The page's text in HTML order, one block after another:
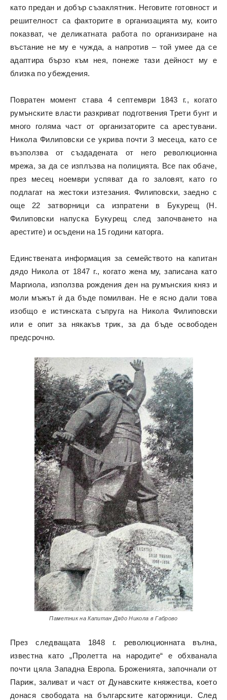
като предан и добър съзаклятник. Неговите готовност и
решителност са факторите в организацията му, които
показват, че деликатната работа по организиране на
въстание не му е чужда, а напротив – той умее да се
адаптира бързо към нея, понеже тази дейност му е
близка по убеждения.
Повратен момент става 4 септември 1843 г., когато
румънските власти разкриват подготвения Трети бунт и
много голяма част от организаторите са арестувани.
Никола Филиповски се укрива почти 3 месеца, като се
възползва от създадената от него революционна
мрежа, за да се изплъзва на полицията. Все пак обаче,
през месец ноември успяват да го заловят, като го
подлагат на жестоки изтезания. Филиповски, заедно с
още 22 затворници са изпратени в Букурещ (Н.
Филиповски напуска Букурещ след започването на
арестите) и осъдени на 15 години каторга.
Единствената информация за семейството на капитан
дядо Никола от 1847 г., когато жена му, записана като
Маргиола, използва рождения ден на румънския княз и
моли мъжът ѝ да бъде помилван. Не е ясно дали това
изобщо е истинската съпруга на Никола Филиповски
или е опит за някакъв трик, за да бъде освободен
предсрочно.
Паметник на Капитан Дядо Никола в Габрово
През следващата 1848 г. революционната вълна,
известна като „Пролетта на народите“ е обхванала
почти цяла Западна Европа. Броженията, започнали от
Париж, заливат и част от Дунавските княжества, което
донася свободата на българските каторжници. След